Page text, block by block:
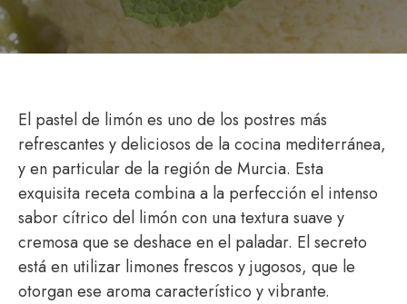
El pastel de limón es uno de los postres más
refrescantes y deliciosos de la cocina mediterránea,
y en particular de la región de Murcia. Esta
exquisita receta combina a la perfección el intenso
sabor cítrico del limón con una textura suave y
cremosa que se deshace en el paladar. El secreto
está en utilizar limones frescos y jugosos, que le
otorgan ese aroma característico y vibrante.